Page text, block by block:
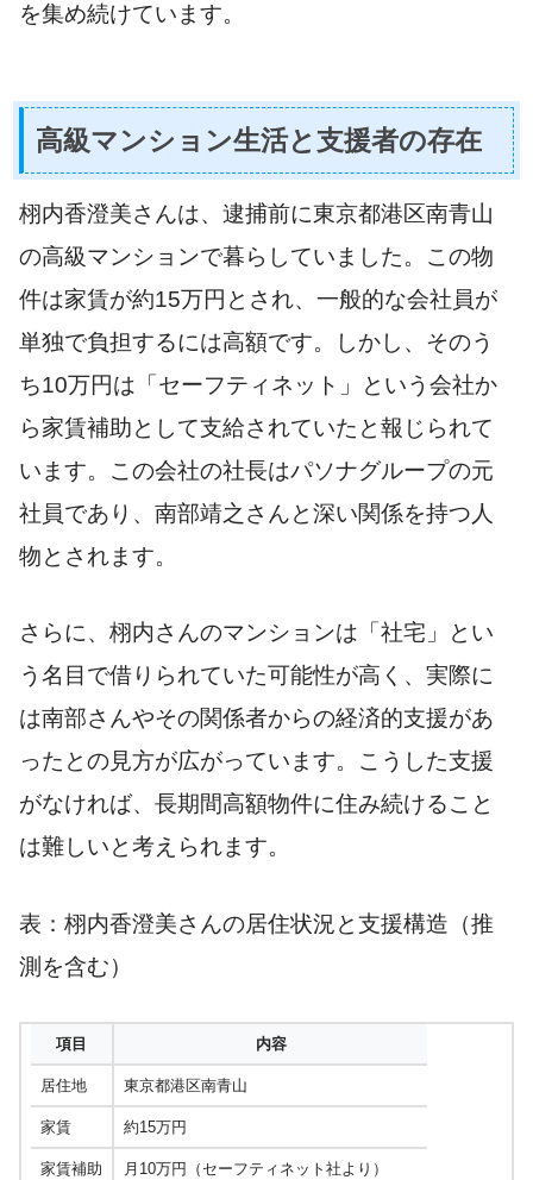
を集め続けています。
高級マンション生活と支援者の存在
栩内香澄美さんは、逮捕前に東京都港区南青山
の高級マンションで暮らしていました。この物
件は家賃が約15万円とされ、一般的な会社員が
単独で負担するには高額です。しかし、そのう
ち10万円は「セーフティネット」という会社か
ら家賃補助として支給されていたと報じられて
います。この会社の社長はパソナグループの元
社員であり、南部靖之さんと深い関係を持つ人
物とされます。
さらに、栩内さんのマンションは「社宅」とい
う名目で借りられていた可能性が高く、実際に
は南部さんやその関係者からの経済的支援があ
ったとの見方が広がっています。こうした支援
がなければ、長期間高額物件に住み続けること
は難しいと考えられます。
表：栩内香澄美さんの居住状況と支援構造（推
測を含む）
項目 内容
居住地 東京都港区南青山
家賃 約15万円
家賃補助 月10万円（セーフティネット社より）